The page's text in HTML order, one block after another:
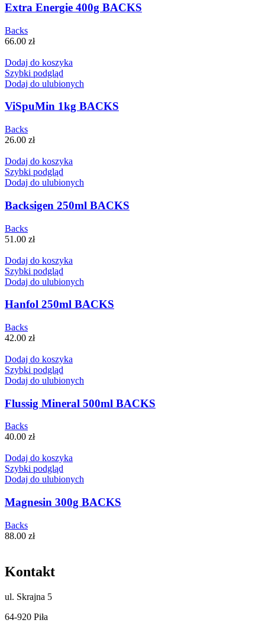
Extra Energie 400g BACKS
Backs
66.00 zł
Dodaj do koszyka
Szybki podgląd
Dodaj do ulubionych
ViSpuMin 1kg BACKS
Backs
26.00 zł
Dodaj do koszyka
Szybki podgląd
Dodaj do ulubionych
Backsigen 250ml BACKS
Backs
51.00 zł
Dodaj do koszyka
Szybki podgląd
Dodaj do ulubionych
Hanfol 250ml BACKS
Backs
42.00 zł
Dodaj do koszyka
Szybki podgląd
Dodaj do ulubionych
Flussig Mineral 500ml BACKS
Backs
40.00 zł
Dodaj do koszyka
Szybki podgląd
Dodaj do ulubionych
Magnesin 300g BACKS
Backs
88.00 zł
Kontakt
ul. Skrajna 5
64-920 Piła